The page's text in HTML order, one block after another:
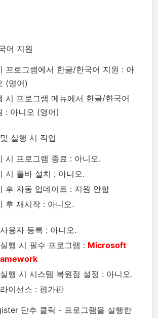
어 지원
프로그램에서 한글/한국어 지원 : 아
(영어)
시 프로그램 메뉴에서 한글/한국어
: 아니오 (영어)
실행 시 작업
시 프로그램 종료 : 아니오.
시 툴바 설치 : 아니오.
후 자동 업데이트 : 지원 안함
후 재시작 : 아니오.
용자 등록 : 아니오.
행 시 필수 프로그램 : Microsoft
행 시 시스템 복원점 설정 : 아니오.
이선스 : 평가판
단추 클릭 - 프로그램을 실행한